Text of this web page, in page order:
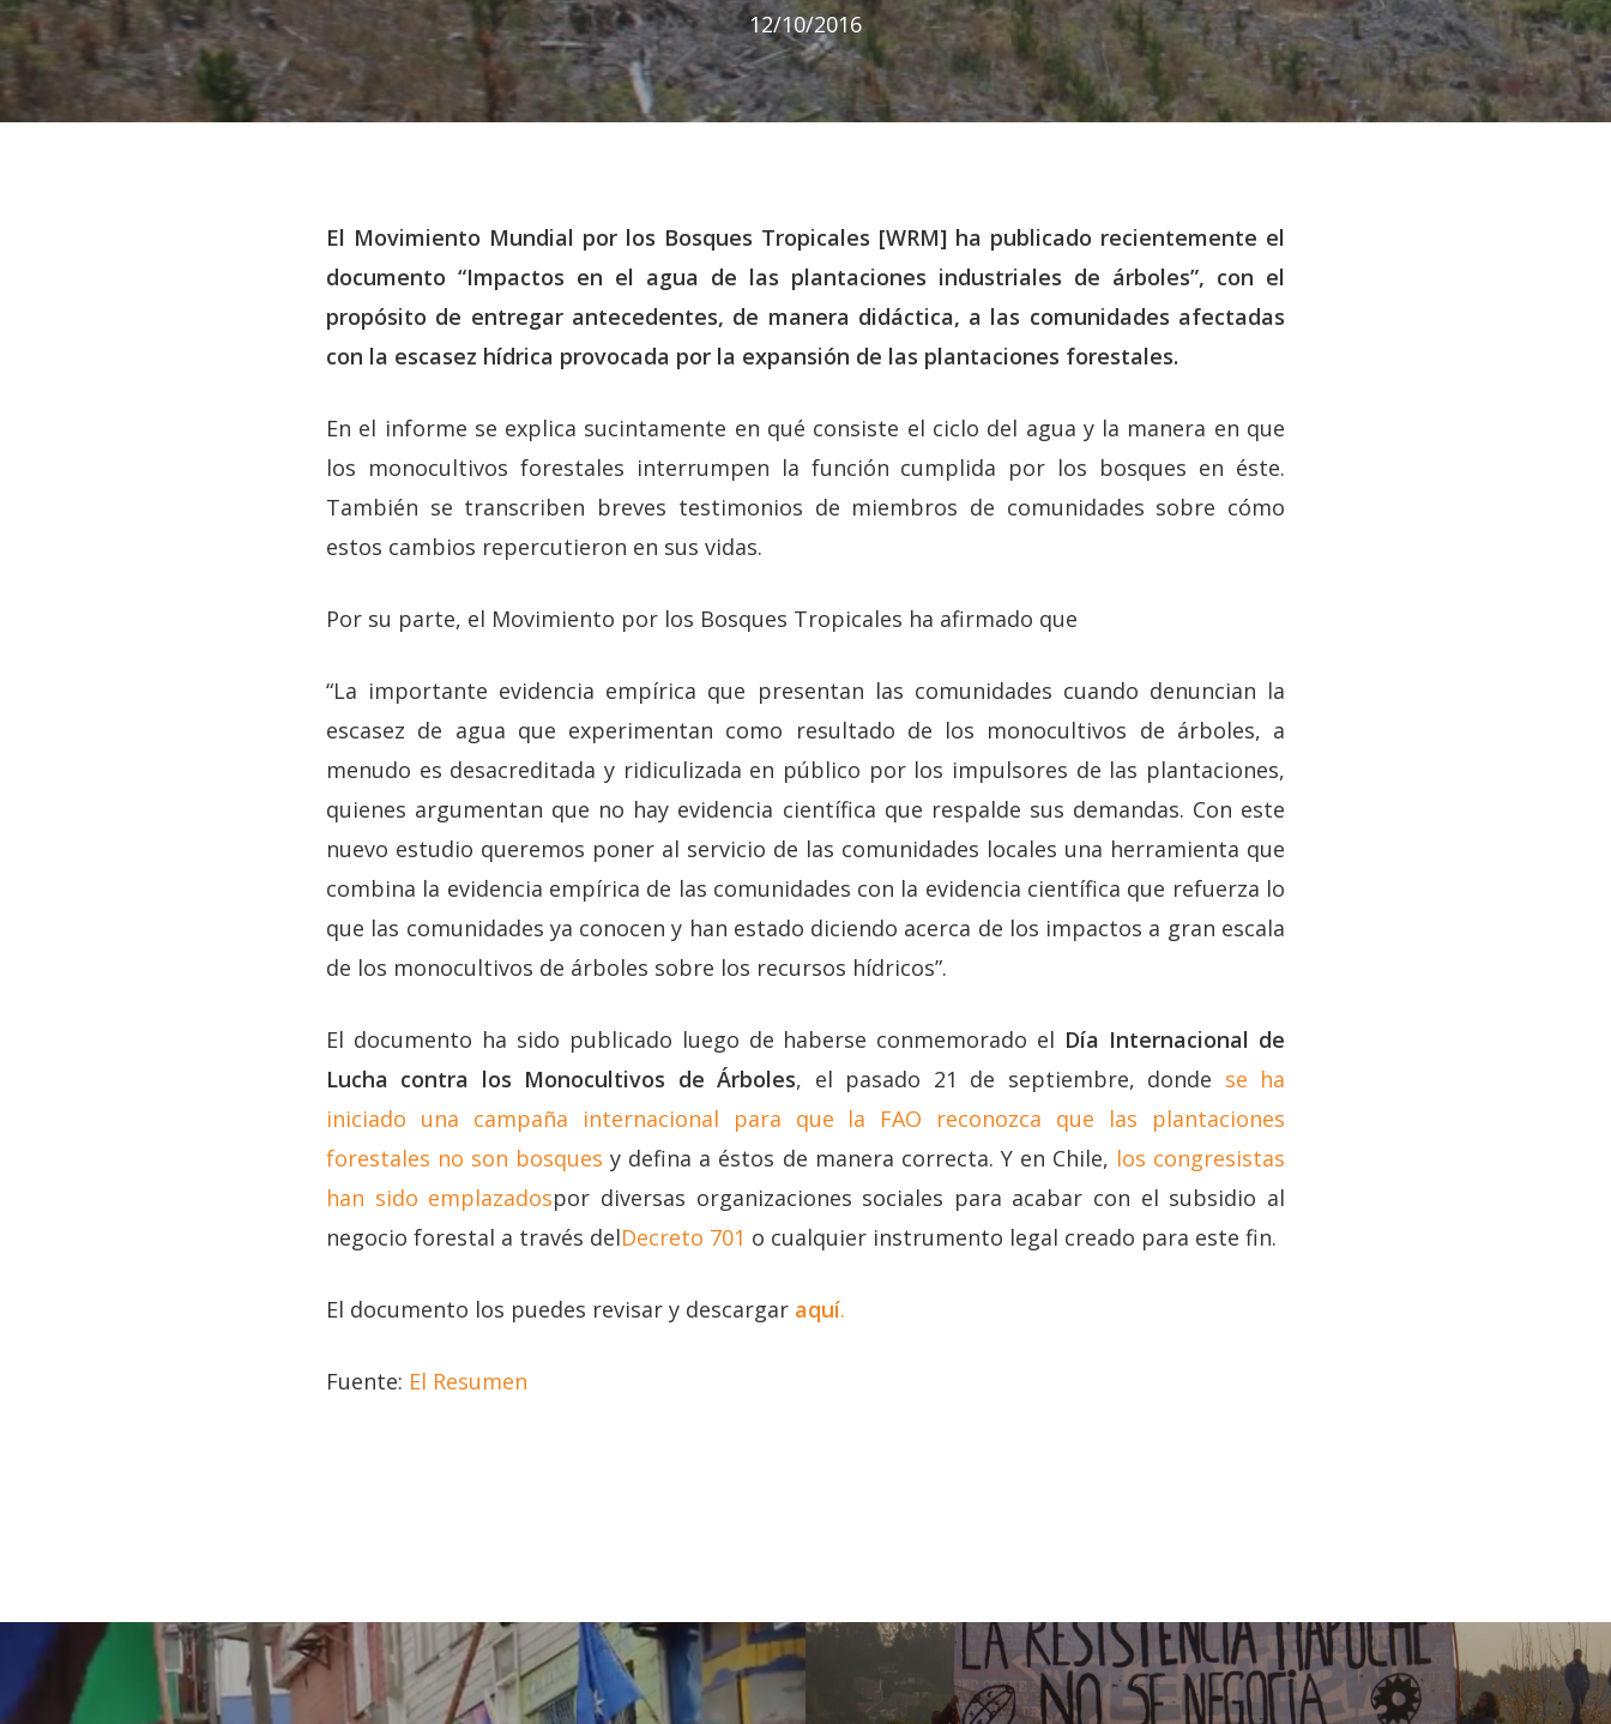
Hit enter to search or ESC to close
12/10/2016
El Movimiento Mundial por los Bosques Tropicales [WRM] ha publicado recientemente el
documento “Impactos en el agua de las plantaciones industriales de árboles”, con el
propósito de entregar antecedentes, de manera didáctica, a las comunidades afectadas
con la escasez hídrica provocada por la expansión de las plantaciones forestales.
En el informe se explica sucintamente en qué consiste el ciclo del agua y la manera en que
los monocultivos forestales interrumpen la función cumplida por los bosques en éste.
También se transcriben breves testimonios de miembros de comunidades sobre cómo
estos cambios repercutieron en sus vidas.
Por su parte, el Movimiento por los Bosques Tropicales ha afirmado que
“La importante evidencia empírica que presentan las comunidades cuando denuncian la
escasez de agua que experimentan como resultado de los monocultivos de árboles, a
menudo es desacreditada y ridiculizada en público por los impulsores de las plantaciones,
quienes argumentan que no hay evidencia científica que respalde sus demandas. Con este
nuevo estudio queremos poner al servicio de las comunidades locales una herramienta que
combina la evidencia empírica de las comunidades con la evidencia científica que refuerza lo
que las comunidades ya conocen y han estado diciendo acerca de los impactos a gran escala
de los monocultivos de árboles sobre los recursos hídricos”.
El documento ha sido publicado luego de haberse conmemorado el Día Internacional de
Lucha contra los Monocultivos de Árboles, el pasado 21 de septiembre, donde se ha
iniciado una campaña internacional para que la FAO reconozca que las plantaciones
forestales no son bosques y defina a éstos de manera correcta. Y en Chile, los congresistas
han sido emplazadospor diversas organizaciones sociales para acabar con el subsidio al
negocio forestal a través delDecreto 701 o cualquier instrumento legal creado para este fin.
El documento los puedes revisar y descargar aquí.
Fuente: El Resumen